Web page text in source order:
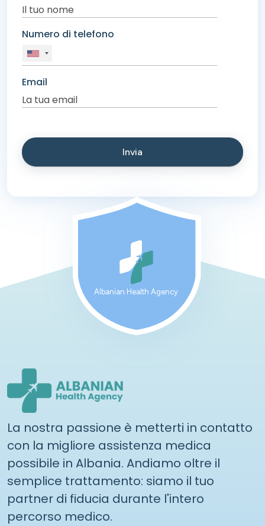
Numero di telefono
Email
Albanian Health Agency
La nostra passione è metterti in contatto
con la migliore assistenza medica
possibile in Albania. Andiamo oltre il
semplice trattamento: siamo il tuo
partner di fiducia durante l'intero
percorso medico.